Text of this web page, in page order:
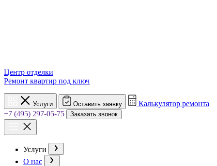
Центр отделки
Ремонт квартир под ключ
Услуги Оставить заявку
Калькулятор ремонта
+7 (495) 297-05-75
Заказать звонок
Услуги
О нас